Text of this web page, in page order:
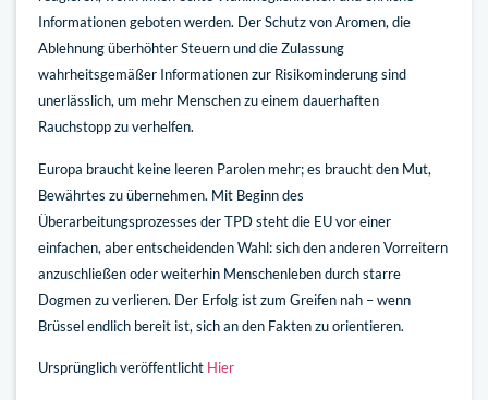
Informationen geboten werden. Der Schutz von Aromen, die
Ablehnung überhöhter Steuern und die Zulassung
wahrheitsgemäßer Informationen zur Risikominderung sind
unerlässlich, um mehr Menschen zu einem dauerhaften
Rauchstopp zu verhelfen.
Europa braucht keine leeren Parolen mehr; es braucht den Mut,
Bewährtes zu übernehmen. Mit Beginn des
Überarbeitungsprozesses der TPD steht die EU vor einer
einfachen, aber entscheidenden Wahl: sich den anderen Vorreitern
anzuschließen oder weiterhin Menschenleben durch starre
Dogmen zu verlieren. Der Erfolg ist zum Greifen nah – wenn
Brüssel endlich bereit ist, sich an den Fakten zu orientieren.
Ursprünglich veröffentlicht Hier